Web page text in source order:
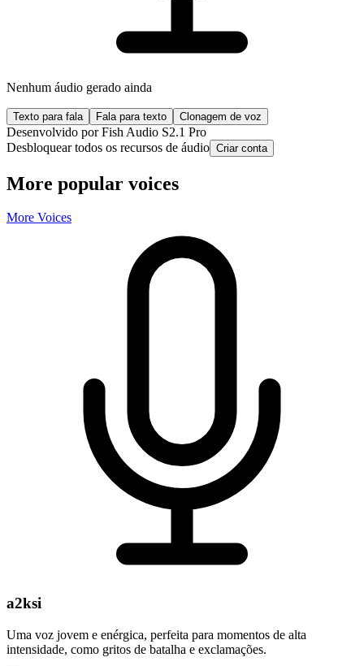
Nenhum áudio gerado ainda
Texto para fala Fala para texto Clonagem de voz
Desenvolvido por Fish Audio S2.1 Pro
Desbloquear todos os recursos de áudio Criar conta
More popular voices
More Voices
a2ksi
Uma voz jovem e enérgica, perfeita para momentos de alta
intensidade, como gritos de batalha e exclamações.